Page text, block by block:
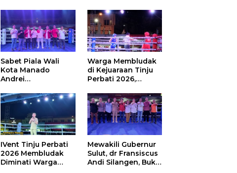
Sabet Piala Wali
Kota Manado
Andrei
Boxing Camp Juara
Umum Tinju Perbati
2026
Warga Membludak
di Kejuaraan Tinju
Perbati 2026,
Piala Wali Kota
IVent Tinju Perbati
2026 Membludak
Diminati Warga
Mewakili Gubernur
Sulut, dr Fransiscus
Andi Silangen, Buka